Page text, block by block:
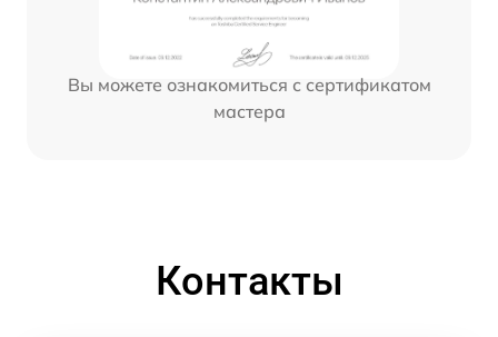
Вы можете ознакомиться с сертификатом
мастера
Контакты